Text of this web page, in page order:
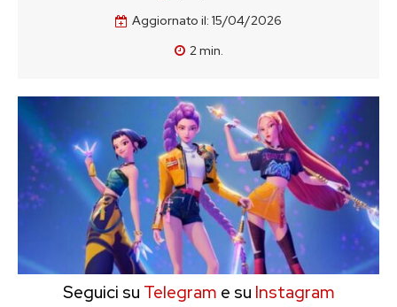
Aggiornato il: 15/04/2026
2min.
Seguici su Telegram e su Instagram